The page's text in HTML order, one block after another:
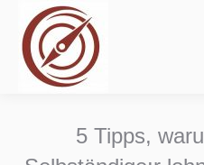
5 Tipps,